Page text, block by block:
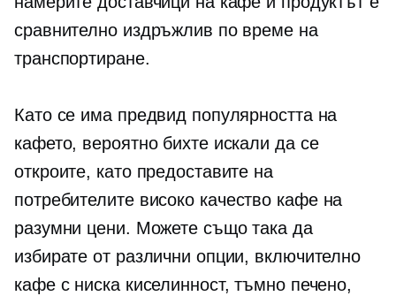
сравнително издръжлив по време на
транспортиране.
Като се има предвид популярността на
кафето, вероятно бихте искали да се
откроите, като предоставите на
потребителите високо качество кафе на
разумни цени. Можете също така да
избирате от различни опции, включително
кафе с ниска киселинност, тъмно печено,